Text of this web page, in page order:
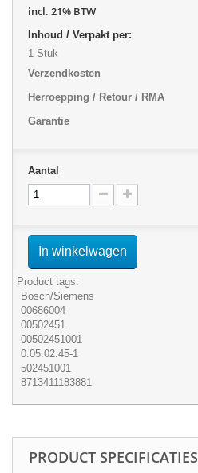
incl. 21% BTW
Inhoud / Verpakt per:
1 Stuk
Verzendkosten
Herroepping / Retour / RMA
Garantie
Aantal
In winkelwagen
Product tags:
Bosch/Siemens
00686004
00502451
00502451001
0.05.02.45-1
502451001
8713411183881
PRODUCT SPECIFICATIES